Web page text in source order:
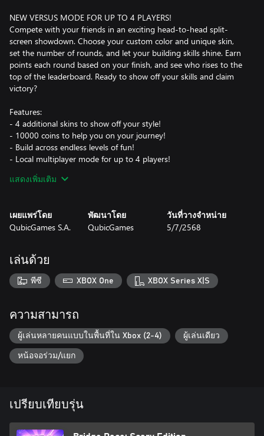
NEW VERSUS MODE FOR UP TO 4 PLAYERS!
Compete with your friends in an exciting head-to-head split-
screen showdown. Choose your custom color and unique skin,
set the number of rounds, and let your building skills shine. Earn
points each round based on your finish, and see who rises to the
top of the leaderboard. Ready to show off your skills and claim
victory?
Features:
- 4 additional skins to show off your style!
- 10000 coins to help you on your journey!
- Build across endless levels of fun!
- Local multiplayer mode for up to 4 players!
- Expand your castle with extra bricks!
Want to slow the competition down? No problem! Trip them up
and zoom ahead to claim first place. Crush those bonus levels to
to show off your style!
Outbuild, outsmart, and outlast the competition—who knew
building bridges could be this much fun?
แสดงเพิ่มเติม
เผยแพร่โดย
QubicGames S.A.
พัฒนาโดย
QubicGames
วันที่วางจำหน่าย
5/7/2568
เล่นด้วย
พีซี XBOX One XBOX Series X|S
ความสามารถ
ผู้เล่นหลายคนแบบในพื้นที่ใน Xbox (2-4) ผู้เล่นเดียว
หน้อจอร่วม/แยก
เปรียบเทียบรุ่น